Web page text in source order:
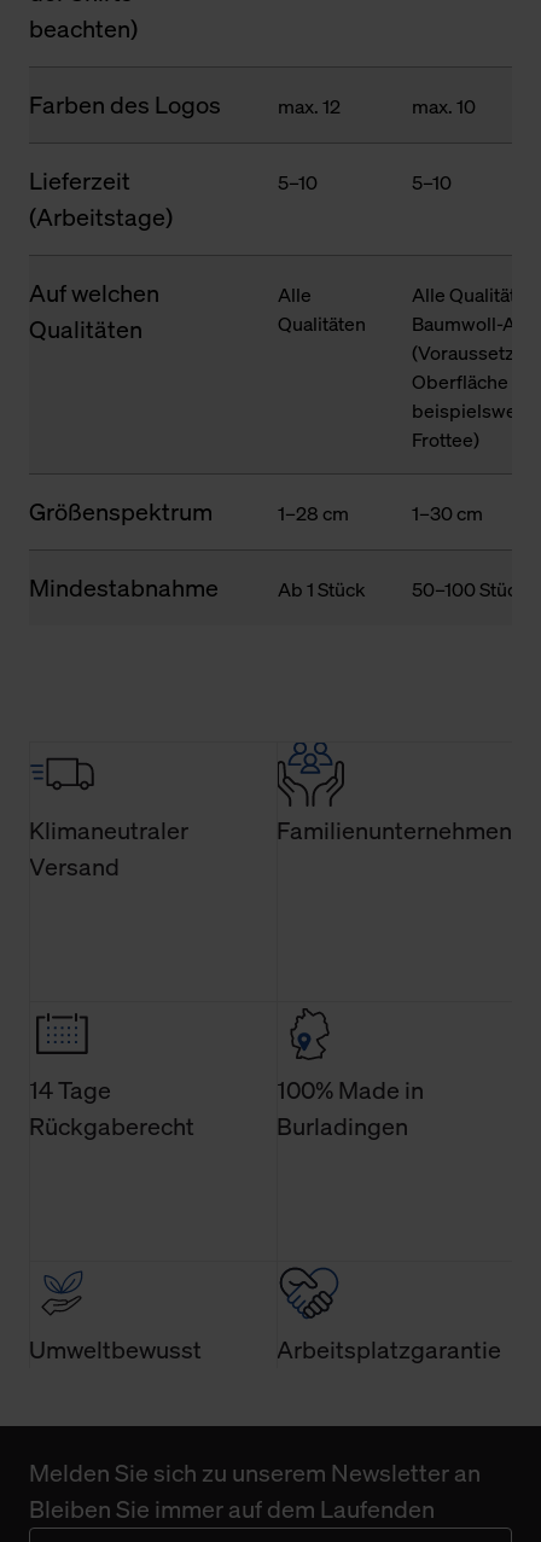
beachten)
Farben des Logos max. 12 max. 10
Lieferzeit
(Arbeitstage)
5–10 5–10
Auf welchen
Qualitäten
Alle
Qualitäten
Alle
Baumwoll-
Oberfläche
Frottee)
Größenspektrum 1–28 cm 1–30 cm
Mindestabnahme Ab 1 Stück 50–100 Stück
Klimaneutraler
Versand
Familienunternehmen
14 Tage
Rückgaberecht
100% Made in
Burladingen
Umweltbewusst Arbeitsplatzgarantie
Melden Sie sich zu unserem Newsletter an
Bleiben Sie immer auf dem Laufenden